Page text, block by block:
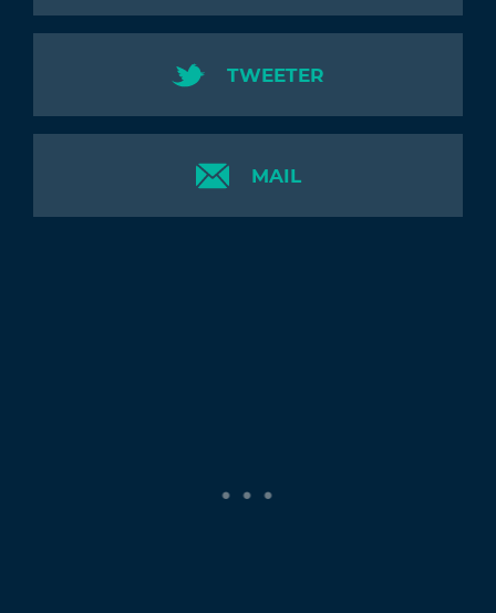
TWEETER
MAIL